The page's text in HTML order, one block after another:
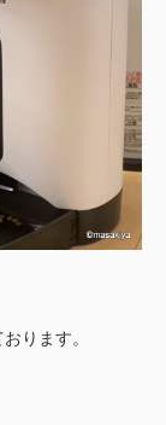
ります。